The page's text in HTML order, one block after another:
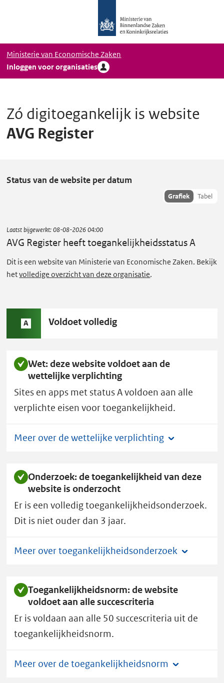
Ministerie
van
Binnenlandse
Zaken
en
Koninkrijkrelaties,
DigiToegankelijk
Ministerie van Economische Zaken
Inloggen voor organisaties
Zó digitoegankelijk is website
AVG Register
A
e
i
s
e
heeft
A.
Status van de website per datum
Toon
Grafiek Tabel
Laatst bijgewerkt:08-08-2026 04:00
AVG Register heeft toegankelijkheidsstatus A
Dit is een website van Ministerie van Economische Zaken. Bekijk
hetvolledige overzicht van deze organisatie.
Status
Voldoet volledig
A
Wet: deze website voldoet aan de
wettelijke verplichting
Sites en apps met status A voldoen aan alle
verplichte eisen voor toegankelijkheid.
Meer over de wettelijke verplichting
Onderzoek: de toegankelijkheid van deze
website is onderzocht
Er is een volledig toegankelijkheidsonderzoek.
Dit is niet ouder dan 3 jaar.
Meer over toegankelijkheidsonderzoek
Toegankelijkheidsnorm: de website
voldoet aan alle succescriteria
Er is voldaan aan alle 50 succescriteria uit de
toegankelijkheidsnorm.
Meer over de toegankelijkheidsnorm